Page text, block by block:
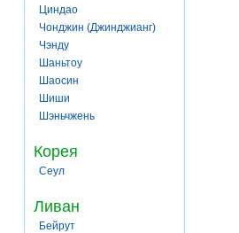
Циндао
Чонджин (Джинджианг)
Чэнду
Шаньтоу
Шаосин
Шиши
Шэньчжень
Корея
Сеул
Ливан
Бейрут